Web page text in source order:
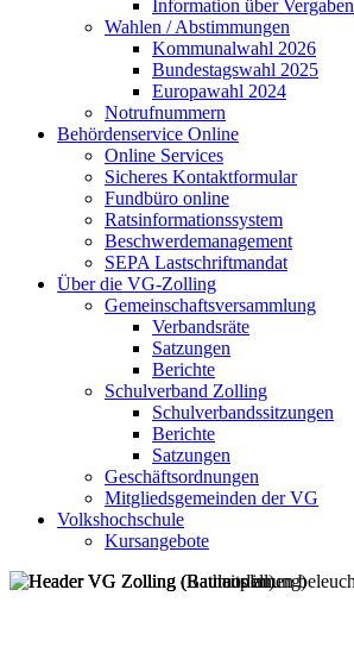
Information über Vergaben
Wahlen / Abstimmungen
Kommunalwahl 2026
Bundestagswahl 2025
Europawahl 2024
Notrufnummern
Behördenservice Online
Online Services
Sicheres Kontaktformular
Fundbüro online
Ratsinformationssystem
Beschwerdemanagement
SEPA Lastschriftmandat
Über die VG-Zolling
Gemeinschaftsversammlung
Verbandsräte
Satzungen
Berichte
Schulverband Zolling
Schulverbandssitzungen
Berichte
Satzungen
Geschäftsordnungen
Mitgliedsgemeinden der VG
Volkshochschule
Kursangebote